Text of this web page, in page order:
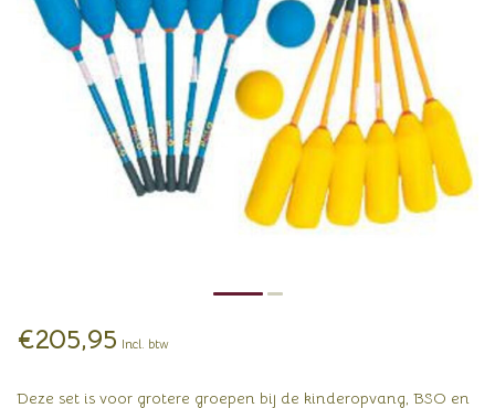
€205,95 Incl. btw
Deze set is voor grotere groepen bij de kinderopvang, BSO en